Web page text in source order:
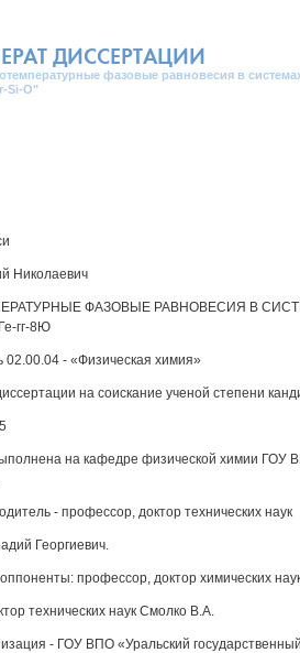
ДИССЕРТАЦИИ
фазовые равновесия в
Si-O"
Николаевич
ФАЗОВЫЕ РАВНОВЕСИЯ В
гг-8Ю
02.00.04 - «Физическая химия»
на соискание ученой степени
на кафедре физической химии ГОУ
- профессор, доктор технических наук
Георгиевич.
профессор, доктор химических
технических наук Смолко В.А.
- ГОУ ВПО «Уральский